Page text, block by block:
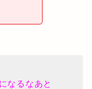
なるなあと